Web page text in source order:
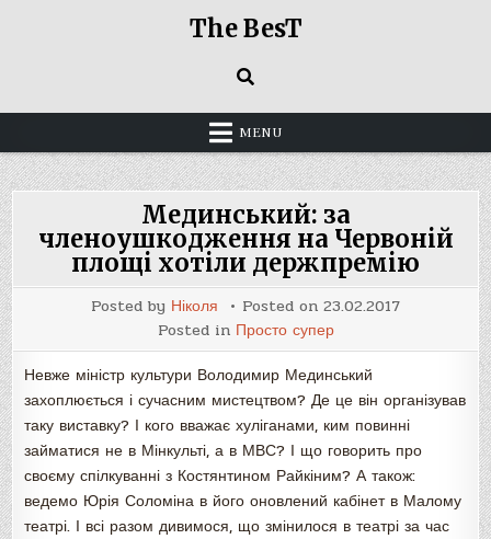
The BesT
MENU
Мединський: за
членоушкодження на Червоній
площі хотіли держпремію
Posted by Ніколя Posted on 23.02.2017
Posted in Просто супер
Невже міністр культури Володимир Мединський
захоплюється і сучасним мистецтвом? Де це він організував
таку виставку? І кого вважає хуліганами, ким повинні
займатися не в Мінкульті, а в МВС? І що говорить про
своєму спілкуванні з Костянтином Райкіним? А також:
ведемо Юрія Соломіна в його оновлений кабінет в Малому
театрі. І всі разом дивимося, що змінилося в театрі за час